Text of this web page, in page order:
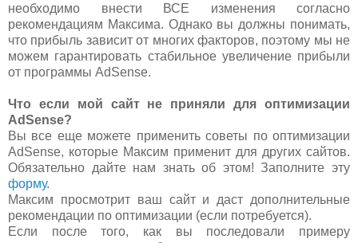
необходимо внести ВСЕ изменения согласно
рекомендациям Максима. Однако вы должны понимать,
что прибыль зависит от многих факторов, поэтому мы не
можем гарантировать стабильное увеличение прибыли
от программы AdSense.
Что если мой сайт не приняли для оптимизации
AdSense?
Вы все еще можете применить советы по оптимизации
AdSense, которые Максим применит для других сайтов.
Обязательно дайте нам знать об этом! Заполните эту
форму.
Максим просмотрит ваш сайт и даст дополнительные
рекомендации по оптимизации (если потребуется).
Если после того, как вы последовали примеру